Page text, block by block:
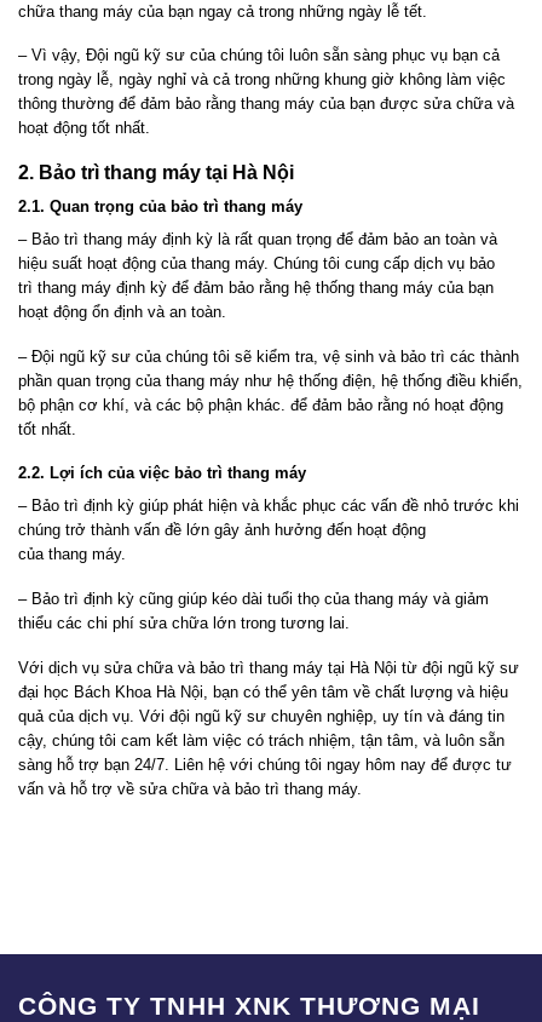
chữa thang máy của bạn ngay cả trong những ngày lễ tết.
– Vì vậy, Đội ngũ kỹ sư của chúng tôi luôn sẵn sàng phục vụ bạn cả
trong ngày lễ, ngày nghỉ và cả trong những khung giờ không làm việc
thông thường để đảm bảo rằng thang máy của bạn được sửa chữa và
hoạt động tốt nhất.
2. Bảo trì thang máy tại Hà Nội
2.1. Quan trọng của bảo trì thang máy
– Bảo trì thang máy định kỳ là rất quan trọng để đảm bảo an toàn và
hiệu suất hoạt động của thang máy. Chúng tôi cung cấp dịch vụ bảo
trì thang máy định kỳ để đảm bảo rằng hệ thống thang máy của bạn
hoạt động ổn định và an toàn.
– Đội ngũ kỹ sư của chúng tôi sẽ kiểm tra, vệ sinh và bảo trì các thành
phần quan trọng của thang máy như hệ thống điện, hệ thống điều khiển,
bộ phận cơ khí, và các bộ phận khác. để đảm bảo rằng nó hoạt động
tốt nhất.
2.2. Lợi ích của việc bảo trì thang máy
– Bảo trì định kỳ giúp phát hiện và khắc phục các vấn đề nhỏ trước khi
chúng trở thành vấn đề lớn gây ảnh hưởng đến hoạt động
của thang máy.
– Bảo trì định kỳ cũng giúp kéo dài tuổi thọ của thang máy và giảm
thiểu các chi phí sửa chữa lớn trong tương lai.
Với dịch vụ sửa chữa và bảo trì thang máy tại Hà Nội từ đội ngũ kỹ sư
đại học Bách Khoa Hà Nội, bạn có thể yên tâm về chất lượng và hiệu
quả của dịch vụ. Với đội ngũ kỹ sư chuyên nghiệp, uy tín và đáng tin
cậy, chúng tôi cam kết làm việc có trách nhiệm, tận tâm, và luôn sẵn
sàng hỗ trợ bạn 24/7. Liên hệ với chúng tôi ngay hôm nay để được tư
vấn và hỗ trợ về sửa chữa và bảo trì thang máy.
CÔNG TY TNHH XNK THƯƠNG MẠI